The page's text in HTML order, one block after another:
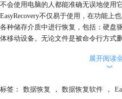
不会使用电脑的人都能准确无误地使用它
EasyRecovery不仅易于使用，在功能上
各种储存介质中进行恢复，包括：硬盘
体移动设备。无论文件是被命令行方式
般的扫描不能满足你的需要的话，
NO.2 金山数据恢复大师
展开阅读
︾
标签： 数据恢复 ， 数据恢复软件 ，